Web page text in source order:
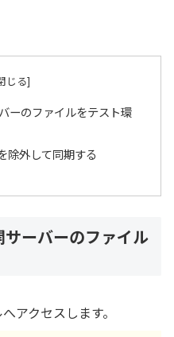
ーのファイルをテスト環
除外して同期する
ーバーのファイル
アクセスします。